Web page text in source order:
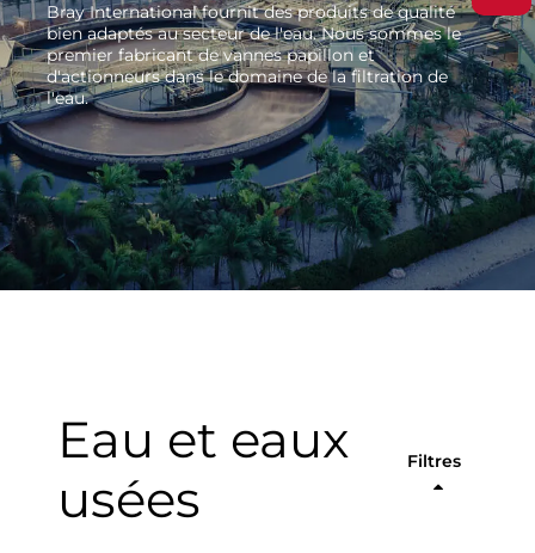
Bray International fournit des produits de qualité
bien adaptés au secteur de l'eau. Nous sommes le
premier fabricant de vannes papillon et
d'actionneurs dans le domaine de la filtration de
l'eau.
Eau et eaux
usées
Filtres